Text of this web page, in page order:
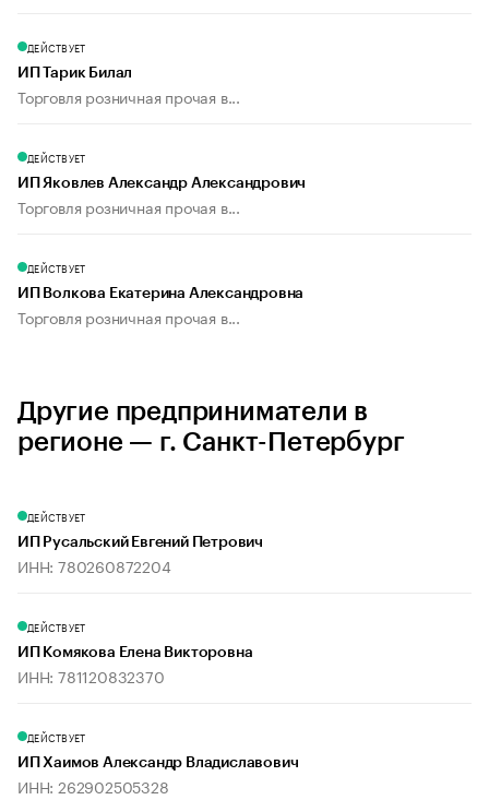
ДЕЙСТВУЕТ
ИП Тарик Билал
Торговля розничная прочая в...
ДЕЙСТВУЕТ
ИП Яковлев Александр Александрович
Торговля розничная прочая в...
ДЕЙСТВУЕТ
ИП Волкова Екатерина Александровна
Торговля розничная прочая в...
Другие предприниматели в
регионе — г. Санкт-Петербург
ДЕЙСТВУЕТ
ИП Русальский Евгений Петрович
ИНН: 780260872204
ДЕЙСТВУЕТ
ИП Комякова Елена Викторовна
ИНН: 781120832370
ДЕЙСТВУЕТ
ИП Хаимов Александр Владиславович
ИНН: 262902505328